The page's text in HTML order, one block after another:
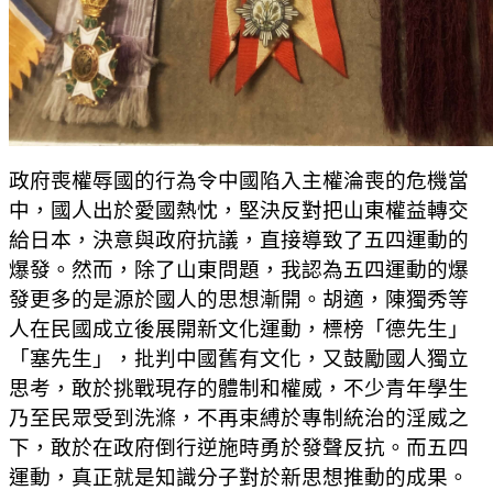
政府喪權辱國的行為令中國陷入主權淪喪的危機當
中，國人出於愛國熱忱，堅決反對把山東權益轉交
給日本，決意與政府抗議，直接導致了五四運動的
爆發。然而，除了山東問題，我認為五四運動的爆
發更多的是源於國人的思想漸開。胡適，陳獨秀等
人在民國成立後展開新文化運動，標榜「德先生」
「塞先生」，批判中國舊有文化，又鼓勵國人獨立
思考，敢於挑戰現存的體制和權威，不少青年學生
乃至民眾受到洗滌，不再束縛於專制統治的淫威之
下，敢於在政府倒行逆施時勇於發聲反抗。而五四
運動，真正就是知識分子對於新思想推動的成果。